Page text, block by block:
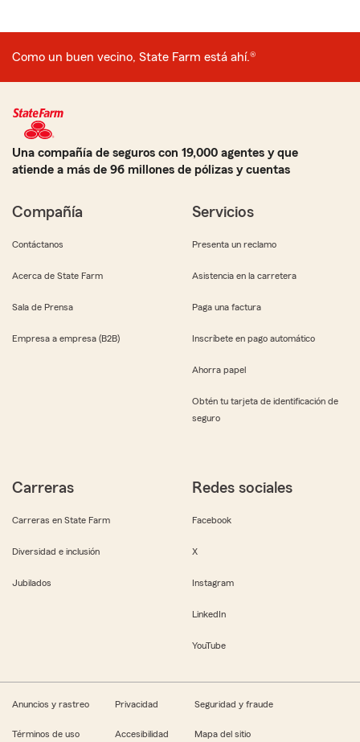
Como un buen vecino, State Farm está ahí.®
Una compañía de seguros con 19,000 agentes y que
atiende a más de 96 millones de pólizas y cuentas
Compañía
Contáctanos
Acerca de State Farm
Sala de Prensa
Empresa a empresa (B2B)
Servicios
Presenta un reclamo
Asistencia en la carretera
Paga una factura
Inscríbete en pago automático
Ahorra papel
Obtén tu tarjeta de identificación de
seguro
Carreras
Carreras en State Farm
Diversidad e inclusión
Jubilados
Redes sociales
Facebook
X
Instagram
LinkedIn
YouTube
Anuncios y rastreo Privacidad Seguridad y fraude
Términos de uso Accesibilidad Mapa del sitio